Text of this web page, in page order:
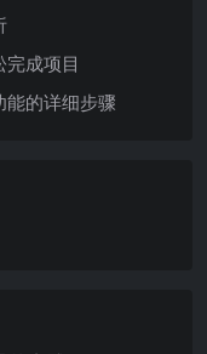
成项目
能的详细步骤